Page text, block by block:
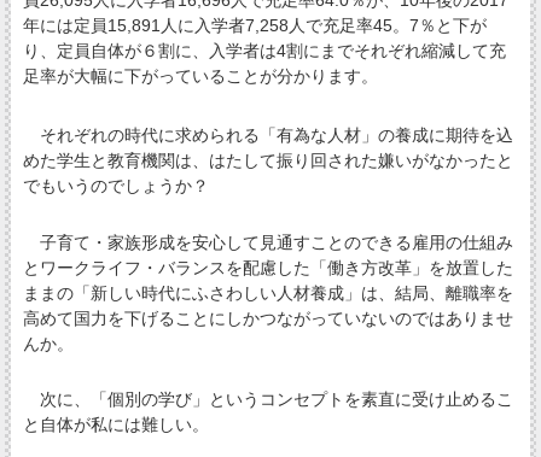
年には定員15,891人に入学者7,258人で充足率45。7％と下が
り、定員自体が６割に、入学者は4割にまでそれぞれ縮減して充
足率が大幅に下がっていることが分かります。
それぞれの時代に求められる「有為な人材」の養成に期待を込
めた学生と教育機関は、はたして振り回された嫌いがなかったと
でもいうのでしょうか？
子育て・家族形成を安心して見通すことのできる雇用の仕組み
とワークライフ・バランスを配慮した「働き方改革」を放置した
ままの「新しい時代にふさわしい人材養成」は、結局、離職率を
高めて国力を下げることにしかつながっていないのではありませ
んか。
次に、「個別の学び」というコンセプトを素直に受け止めるこ
と自体が私には難しい。